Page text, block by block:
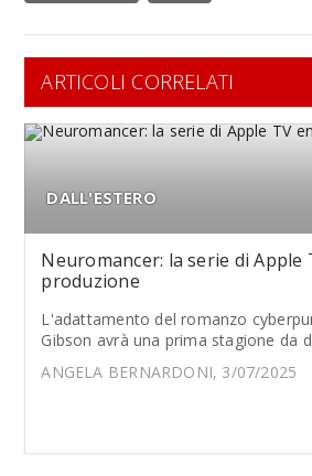
ARTICOLI CORRELATI
DALL'ESTERO
Neuromancer: la serie di Apple
produzione
L'adattamento del romanzo
Gibson avrà una prima stagione da
ANGELA BERNARDONI, 3/07/2025